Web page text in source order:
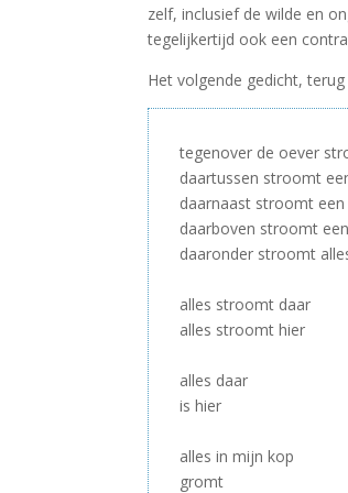
zelf, inclusief de wilde en
tegelijkertijd ook een
Het volgende gedicht,
tegenover de oever
daartussen stroomt
daarnaast stroomt
daarboven stroomt
daaronder stroomt
alles stroomt daar
alles stroomt hier
alles daar
is hier
alles in mijn kop
gromt